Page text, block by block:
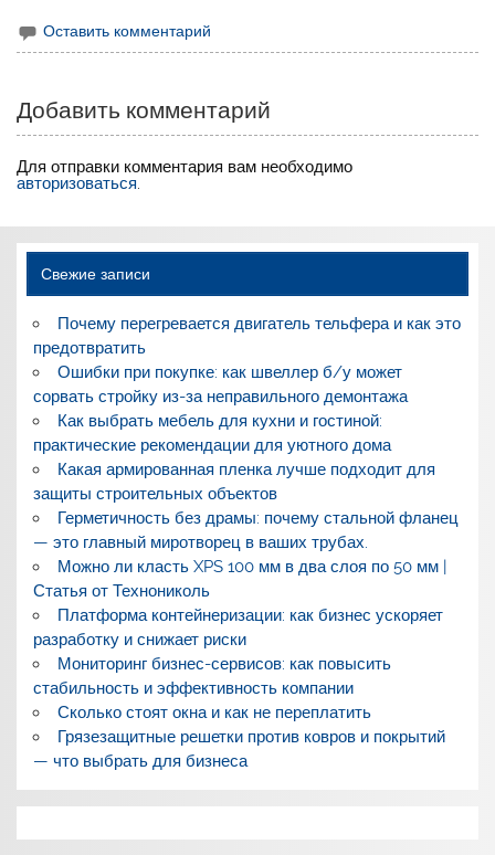
Оставить комментарий
Добавить комментарий
Для отправки комментария вам необходимо
авторизоваться.
Свежие записи
Почему перегревается двигатель тельфера и как это
предотвратить
Ошибки при покупке: как швеллер б/у может
сорвать стройку из-за неправильного демонтажа
Как выбрать мебель для кухни и гостиной:
практические рекомендации для уютного дома
Какая армированная пленка лучше подходит для
защиты строительных объектов
Герметичность без драмы: почему стальной фланец
— это главный миротворец в ваших трубах.
Можно ли класть XPS 100 мм в два слоя по 50 мм |
Статья от Технониколь
Платформа контейнеризации: как бизнес ускоряет
разработку и снижает риски
Мониторинг бизнес-сервисов: как повысить
стабильность и эффективность компании
Сколько стоят окна и как не переплатить
Грязезащитные решетки против ковров и покрытий
— что выбрать для бизнеса